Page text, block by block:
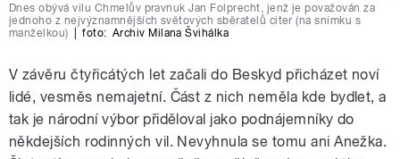
Dnes obývá vilu Chmelův pravnuk Jan Folprecht, jenž je považován za
jednoho z nejvýznamnějších světových sběratelů citer (na snímku s
manželkou)
foto: Archiv Milana Švihálka
V závěru čtyřicátých let začali do Beskyd přicházet noví
lidé, vesměs nemajetní. Část z nich neměla kde bydlet, a
tak je národní výbor přiděloval jako podnájemníky do
někdejších rodinných vil. Nevyhnula se tomu ani Anežka.